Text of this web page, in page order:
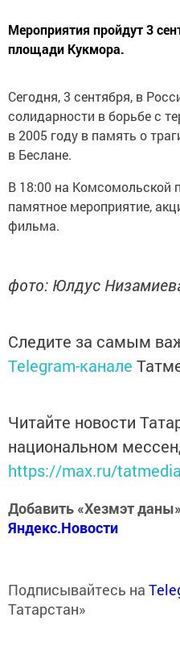
Мероприятия пройдут 3
площади Кукмора.
Сегодня, 3 сентября, в
солидарности в борьбе с
в 2005 году в память о
в Беслане.
В 18:00 на Комсомольской
памятное мероприятие,
фильма.
фото: Юлдус
Следите за самым
Telegram-канале
Читайте новости
национальном
https://max.ru/tatmedia
Добавить «Хезмэт
Яндекс.Новости
Подписывайтесь на
Татарстан»